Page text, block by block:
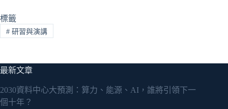
標籤
#研習與演講
最新文章
2030資料中心大預測：算力、能源、AI，誰將引領下一
個十年？